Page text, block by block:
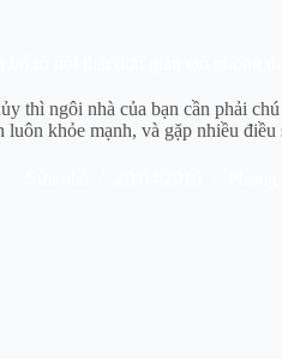
thì ngôi nhà của bạn cần phải
luôn khỏe mạnh, và gặp nhiều điều